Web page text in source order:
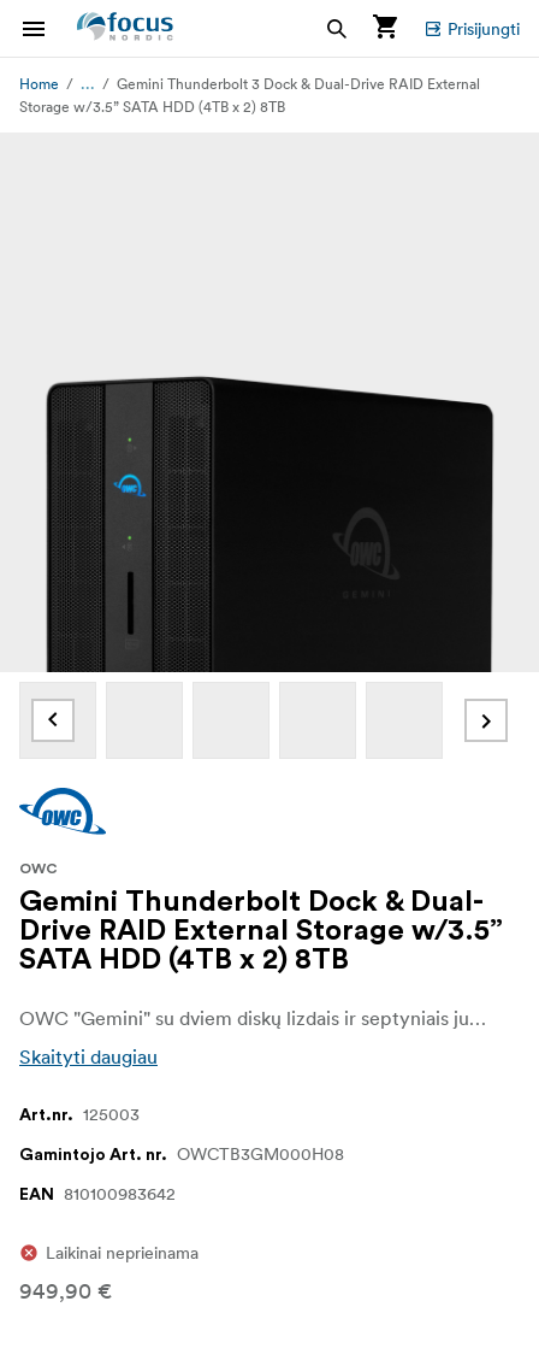
Prisijungti
Home ...
Gemini Thunderbolt 3 Dock & Dual-Drive RAID External
Storage w/3.5” SATA HDD (4TB x 2) 8TB
OWC
Gemini Thunderbolt Dock & Dual-
Drive RAID External Storage w/3.5”
SATA HDD (4TB x 2) 8TB
OWC "Gemini" su dviem diskų lizdais ir septyniais jungčių prievadais, įskaitant SD 4.0/UHS-II laikmenos lizdą, yra universalus įrankis, kuris padės sutvarkyti jūsų skaitmeninį gyvenimą. Turėsite daug vietos filmuotai medžiagai kopijuoti, archyvams kurti ir tvarkyti arba atvaizduoti ir apdoroti efektus. Prijunkite mėgstamus periferinius įrenginius per USB prievadus. Priekinėje pusėje esančiu skaitytuvu įtraukite dienos filmavimo ar dronų filmuotą medžiagą.
Skaityti daugiau
Art.nr. 125003
Gamintojo Art. nr. OWCTB3GM000H08
EAN 810100983642
Laikinai neprieinama
949,90 €